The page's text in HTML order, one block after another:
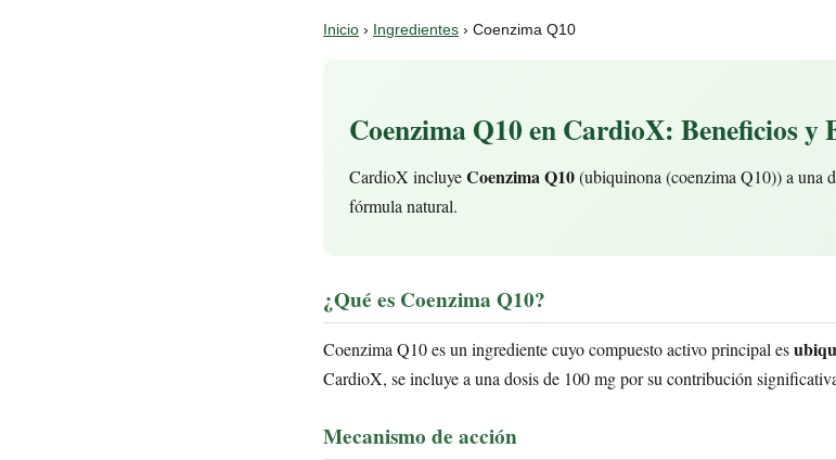
Inicio › Ingredientes › Coenzima Q10
Coenzima Q10 en CardioX: Beneficios y
CardioX incluyeCoenzima Q10(ubiquinona (coenzima Q10)) a una
fórmula natural.
¿Qué es Coenzima Q10?
Coenzima Q10 es un ingrediente cuyo compuesto activo principal es
CardioX, se incluye a una dosis de 100 mg por su contribución
Mecanismo de acción